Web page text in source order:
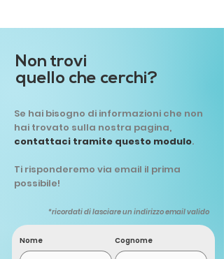
Non trovi
quello che cerchi?
Se hai bisogno di informazioni che non
hai trovato sulla nostra pagina,
contattaci tramite questo modulo.
Ti risponderemo via email il prima
possibile!
*ricordati di lasciare un indirizzo email valido
Nome Cognome